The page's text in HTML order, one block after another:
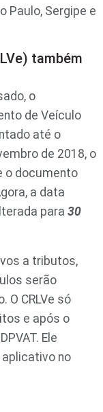
Paulo, Sergipe e
também
o
de Veículo
até o
de 2018, o
o documento
a data
para 30
a tributos,
serão
O CRLVe só
e após o
Ele
no